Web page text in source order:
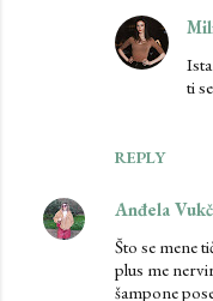
REPLY
ti
Anđela
Što se mene
plus me
šampone